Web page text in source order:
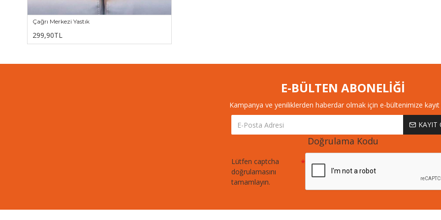
Çağrı Merkezi Yastık
299,90TL
E-BÜLTEN ABONELİĞİ
Kampanya ve yeniliklerden haberdar olmak için e-bültenimize kayıt
KAYIT
Doğrulama Kodu
Lütfen captcha
doğrulamasını
tamamlayın.